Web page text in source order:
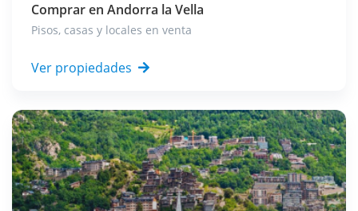
Comprar en Andorra la Vella
Pisos, casas y locales en venta
Ver propiedades